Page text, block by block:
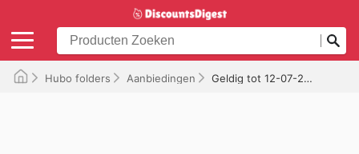
Hubo folders Aanbiedingen Geldig tot 12-07-2026